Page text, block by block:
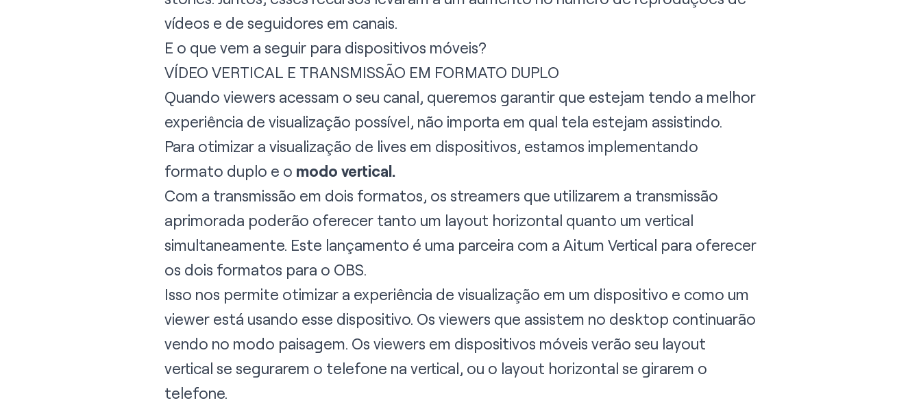
vídeos e de seguidores em canais.
E o que vem a seguir para dispositivos móveis?
VÍDEO VERTICAL E TRANSMISSÃO EM FORMATO DUPLO
Quando viewers acessam o seu canal, queremos garantir que estejam tendo a melhor
experiência de visualização possível, não importa em qual tela estejam assistindo.
Para otimizar a visualização de lives em dispositivos, estamos implementando
formato duplo e o modo vertical.
Com a transmissão em dois formatos, os streamers que utilizarem a transmissão
aprimorada poderão oferecer tanto um layout horizontal quanto um vertical
simultaneamente. Este lançamento é uma parceira com a Aitum Vertical para oferecer
os dois formatos para o OBS.
Isso nos permite otimizar a experiência de visualização em um dispositivo e como um
viewer está usando esse dispositivo. Os viewers que assistem no desktop continuarão
vendo no modo paisagem. Os viewers em dispositivos móveis verão seu layout
vertical se segurarem o telefone na vertical, ou o layout horizontal se girarem o
telefone.